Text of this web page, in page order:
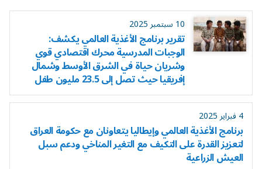
10 سبتمبر 2025
تقرير برنامج الأغذية العالمي يكشف:
الوجبات المدرسية محرك اقتصادي قوي
وشريان حياة في الشرق الأوسط وشمال
إفريقيا حيث تصل إلى 23.5 مليون طفل
4 فبراير 2025
برنامج الأغذية العالمي وإيطاليا يتعاونان مع حكومة العراق
لتعزيز القدرة على التكيف مع التغير المناخي ودعم سبل
العيش الزراعية